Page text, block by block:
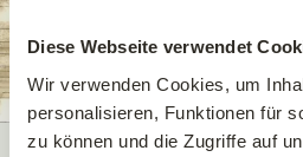
Diese Webseite verwendet
Wir verwenden Cookies, um
personalisieren, Funktionen für
zu können und die Zugriffe auf
Wir planen Ihre Gartenanlage,
nach Ihren